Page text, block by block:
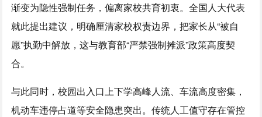
渐变为隐性强制任务，偏离家校共育初衷。全国人大代表
就此提出建议，明确厘清家校权责边界，把家长从“被自
愿”执勤中解放，这与教育部“严禁强制摊派”政策高度契
合。
与此同时，校园出入口上下学高峰人流、车流高度密集，
机动车违停占道等安全隐患突出。传统人工值守存在管控